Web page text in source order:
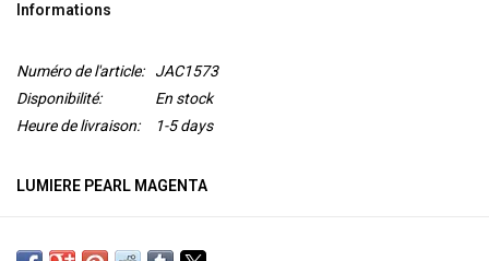
Informations
Numéro de l'article:
JAC1573
Disponibilité:
En stock
Heure de livraison:
1-5 days
LUMIERE PEARL MAGENTA
d'eauavec un pigment demica